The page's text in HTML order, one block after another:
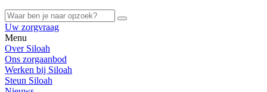
Uw zorgvraag
Menu
Over Siloah
Ons zorgaanbod
Werken bij Siloah
Steun Siloah